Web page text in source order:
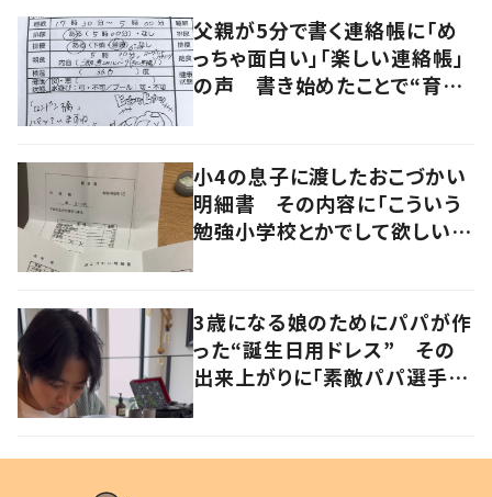
父親が5分で書く連絡帳に「め
っちゃ面白い」「楽しい連絡帳」
の声 書き始めたことで“育児
小4の息子に渡したおこづかい
明細書 その内容に「こういう
勉強小学校とかでして欲しい」
3歳になる娘のためにパパが作
った“誕生日用ドレス” その
出来上がりに「素敵パパ選手権